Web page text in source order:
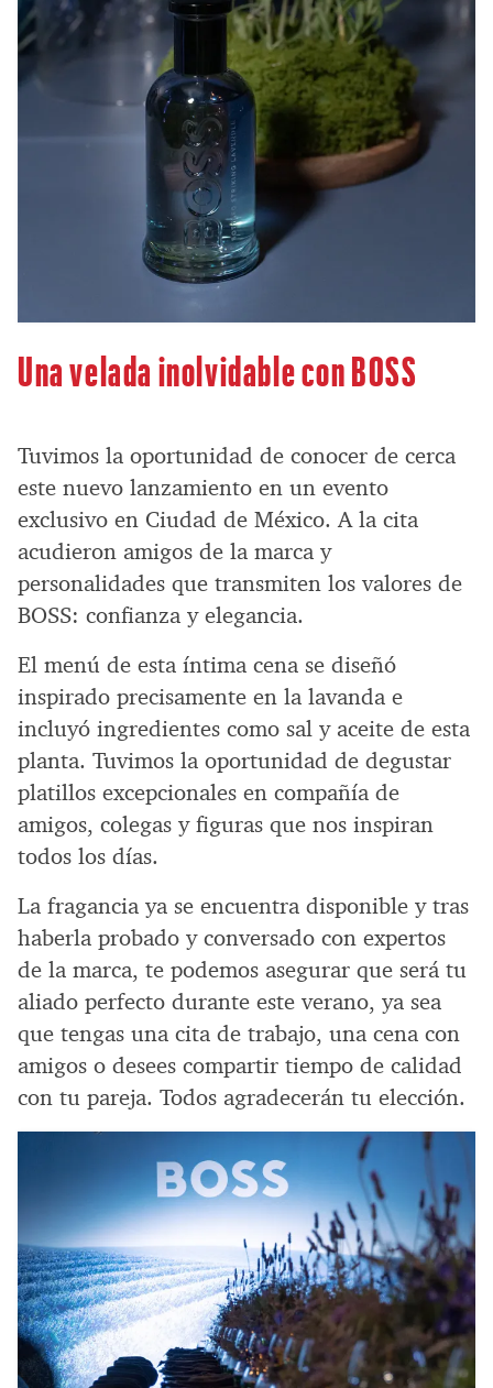
Una velada inolvidable con BOSS
Tuvimos la oportunidad de conocer de cerca
este nuevo lanzamiento en un evento
exclusivo en Ciudad de México. A la cita
acudieron amigos de la marca y
personalidades que transmiten los valores de
BOSS: confianza y elegancia.
El menú de esta íntima cena se diseñó
inspirado precisamente en la lavanda e
incluyó ingredientes como sal y aceite de esta
planta. Tuvimos la oportunidad de degustar
platillos excepcionales en compañía de
amigos, colegas y figuras que nos inspiran
todos los días.
La fragancia ya se encuentra disponible y tras
haberla probado y conversado con expertos
de la marca, te podemos asegurar que será tu
aliado perfecto durante este verano, ya sea
que tengas una cita de trabajo, una cena con
amigos o desees compartir tiempo de calidad
con tu pareja. Todos agradecerán tu elección.